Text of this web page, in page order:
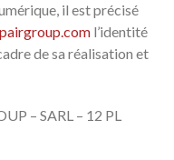
il est précisé
l’identité
de sa réalisation et
– SARL – 12 PL